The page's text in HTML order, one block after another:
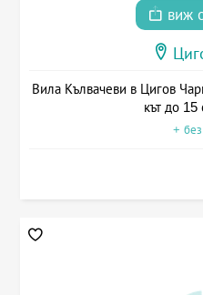
виж
Вила Кълвачеви в Цигов
кът до 15
+